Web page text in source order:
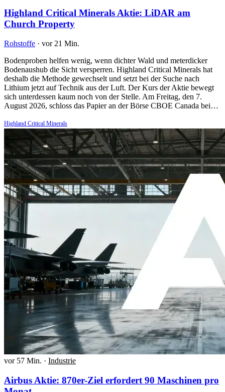
Highland Critical Minerals Aktie: LiDAR am
Church Property
Rohstoffe · vor 21 Min.
Bodenproben helfen wenig, wenn dichter Wald und meterdicker
Bodenaushub die Sicht versperren. Highland Critical Minerals hat
deshalb die Methode gewechselt und setzt bei der Suche nach
Lithium jetzt auf Technik aus der Luft. Der Kurs der Aktie bewegt
sich unterdessen kaum noch von der Stelle. Am Freitag, den 7.
August 2026, schloss das Papier an der Börse CBOE Canada bei…
Highland Critical Minerals
vor 57 Min. · Industrie
Airbus Aktie: 870er-Ziel erfordert 90 Maschinen pro